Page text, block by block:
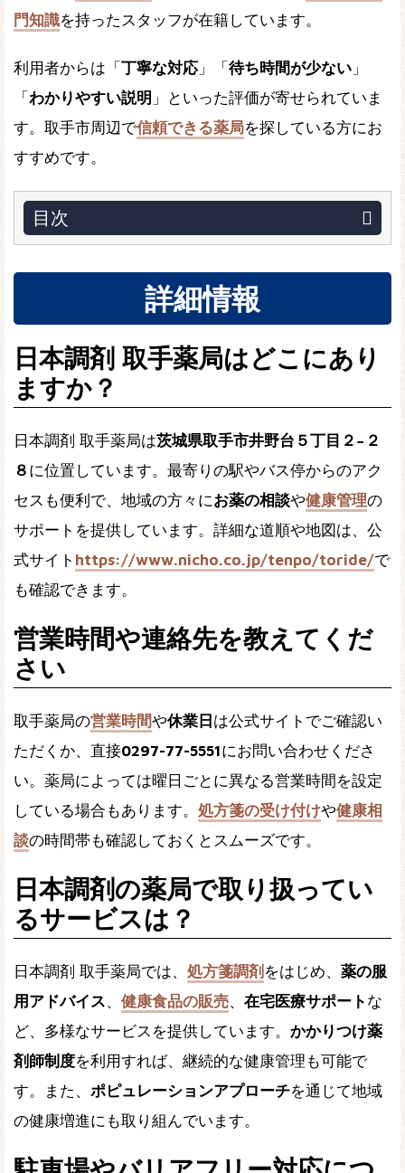
門知識を持ったスタッフが在籍しています。
利用者からは「丁寧な対応」「待ち時間が少ない 」
「わかりやすい説明 」といった評価が寄せられていま
す。取手市周辺で信頼できる薬局を探している方にお
すすめです。
目次
詳細情報
日本調剤 取手薬局はどこにあり
ますか？
日本調剤 取手薬局は茨城県取手市井野台５丁目２−２
８ に位置しています。最寄りの駅やバス停からのアク
セスも便利で、地域の方々にお薬の相談や健康管理の
サポートを提供しています。詳細な道順や地図は、公
式サイト https://www.nicho.co.jp/tenpo/toride/で
も確認できます。
営業時間や連絡先を教えてくだ
さい
取手薬局の営業時間や休業日は公式サイトでご確認い
ただくか、直接0297-77-5551にお問い合わせくださ
い。薬局によっては曜日ごとに異なる営業時間を設定
している場合もあります。 処方箋の受け付けや健康相
談の時間帯も確認しておくとスムーズです。
日本調剤の薬局で取り扱ってい
るサービスは？
日本調剤 取手薬局では、 処方箋調剤 をはじめ、 薬の服
用アドバイス、 健康食品の販売、 在宅医療サポート な
ど、多様なサービスを提供しています。 かかりつけ薬
剤師制度を利用すれば、継続的な健康管理も可能で
す。また、 ポピュレーションアプローチを通じて地域
の健康増進にも取り組んでいます。